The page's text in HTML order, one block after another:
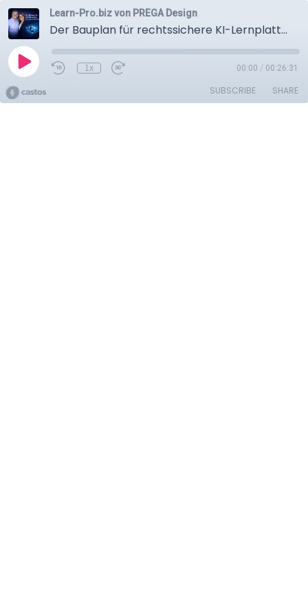
Learn-Pro.biz von PREGA Design
Der Bauplan für rechtssichere KI-Lernplattformen
1x 00:00 / 00:26:31
SUBSCRIBE SHARE